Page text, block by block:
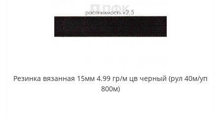
Резинка вязанная 15мм 4.99 гр/м цв черный (рул 40м/уп
800м)